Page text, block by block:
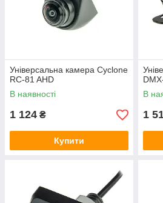
Універсальна камера Cyclone
RC-81 AHD
В наявності
1 124 ₴
Купити
В
1